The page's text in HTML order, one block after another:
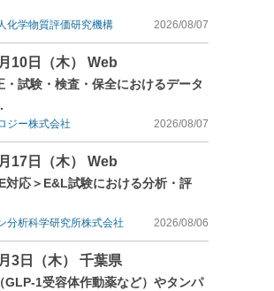
化学物質評価研究機構 2026/08/07
10日（木） Web
・試験・検査・保全におけるデータ
ジー株式会社 2026/08/07
17日（木） Web
対応＞E&L試験における分析・評
分析科学研究所株式会社 2026/08/06
3日（木） 千葉県
GLP-1受容体作動薬など）やタンパ